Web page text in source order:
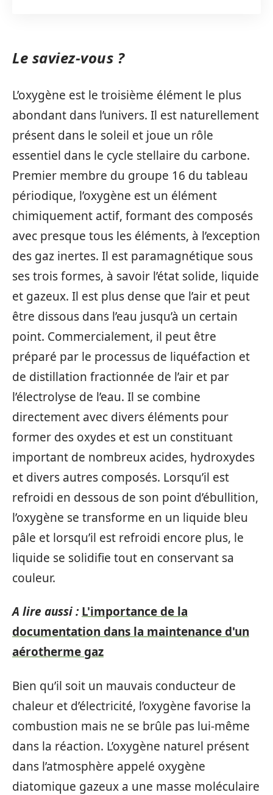
Le saviez-vous ?
L’oxygène est le troisième élément le plus
abondant dans l’univers. Il est naturellement
présent dans le soleil et joue un rôle
essentiel dans le cycle stellaire du carbone.
Premier membre du groupe 16 du tableau
périodique, l’oxygène est un élément
chimiquement actif, formant des composés
avec presque tous les éléments, à l’exception
des gaz inertes. Il est paramagnétique sous
ses trois formes, à savoir l’état solide, liquide
et gazeux. Il est plus dense que l’air et peut
être dissous dans l’eau jusqu’à un certain
point. Commercialement, il peut être
préparé par le processus de liquéfaction et
de distillation fractionnée de l’air et par
l’électrolyse de l’eau. Il se combine
directement avec divers éléments pour
former des oxydes et est un constituant
important de nombreux acides, hydroxydes
et divers autres composés. Lorsqu’il est
refroidi en dessous de son point d’ébullition,
l’oxygène se transforme en un liquide bleu
pâle et lorsqu’il est refroidi encore plus, le
liquide se solidifie tout en conservant sa
couleur.
A lire aussi : L'importance de la
documentation dans la maintenance d'un
aérotherme gaz
Bien qu’il soit un mauvais conducteur de
chaleur et d’électricité, l’oxygène favorise la
combustion mais ne se brûle pas lui-même
dans la réaction. L’oxygène naturel présent
dans l’atmosphère appelé oxygène
diatomique gazeux a une masse moléculaire